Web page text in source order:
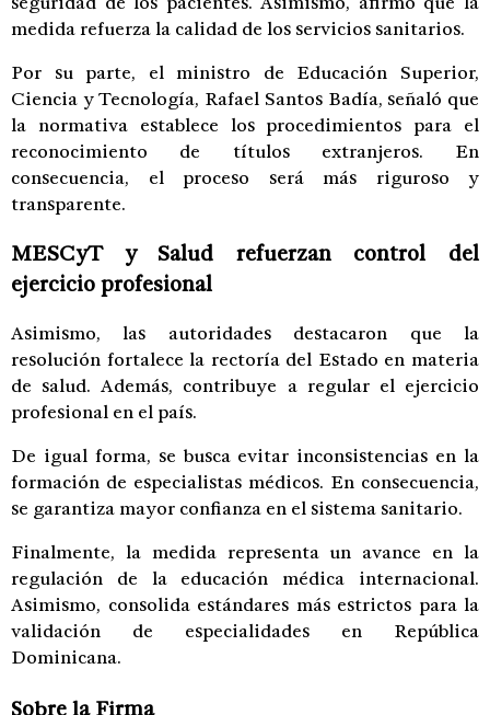
medida refuerza la calidad de los servicios sanitarios.
Por su parte, el ministro de Educación Superior,
Ciencia y Tecnología, Rafael Santos Badía, señaló que
la normativa establece los procedimientos para el
reconocimiento de títulos extranjeros. En
consecuencia, el proceso será más riguroso y
transparente.
MESCyT y Salud refuerzan control del
ejercicio profesional
Asimismo, las autoridades destacaron que la
resolución fortalece la rectoría del Estado en materia
de salud. Además, contribuye a regular el ejercicio
profesional en el país.
De igual forma, se busca evitar inconsistencias en la
formación de especialistas médicos. En consecuencia,
se garantiza mayor confianza en el sistema sanitario.
Finalmente, la medida representa un avance en la
regulación de la educación médica internacional.
Asimismo, consolida estándares más estrictos para la
validación de especialidades en República
Dominicana.
Sobre la Firma